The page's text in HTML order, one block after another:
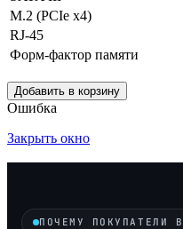
M.2 (PCIe x4)
RJ-45
Форм-фактор памяти
Добавить в корзину
Ошибка
Закрыть окно
ПОЧЕМУ ПОКУПАТЕЛИ